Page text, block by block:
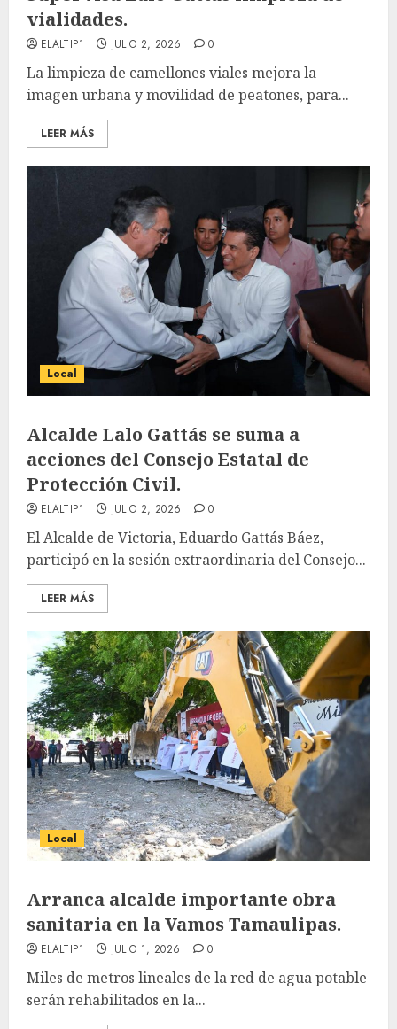
vialidades.
ELALTIP1 JULIO 2, 2026 0
La limpieza de camellones viales mejora la
imagen urbana y movilidad de peatones, para...
LEER MÁS
Local
Alcalde Lalo Gattás se suma a
acciones del Consejo Estatal de
Protección Civil.
ELALTIP1 JULIO 2, 2026 0
El Alcalde de Victoria, Eduardo Gattás Báez,
participó en la sesión extraordinaria del Consejo...
LEER MÁS
Local
Arranca alcalde importante obra
sanitaria en la Vamos Tamaulipas.
ELALTIP1 JULIO 1, 2026 0
Miles de metros lineales de la red de agua potable
serán rehabilitados en la...